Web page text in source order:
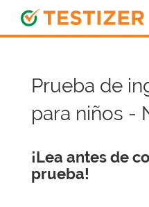
Prueba de
para niños -
¡Lea antes de
prueba!